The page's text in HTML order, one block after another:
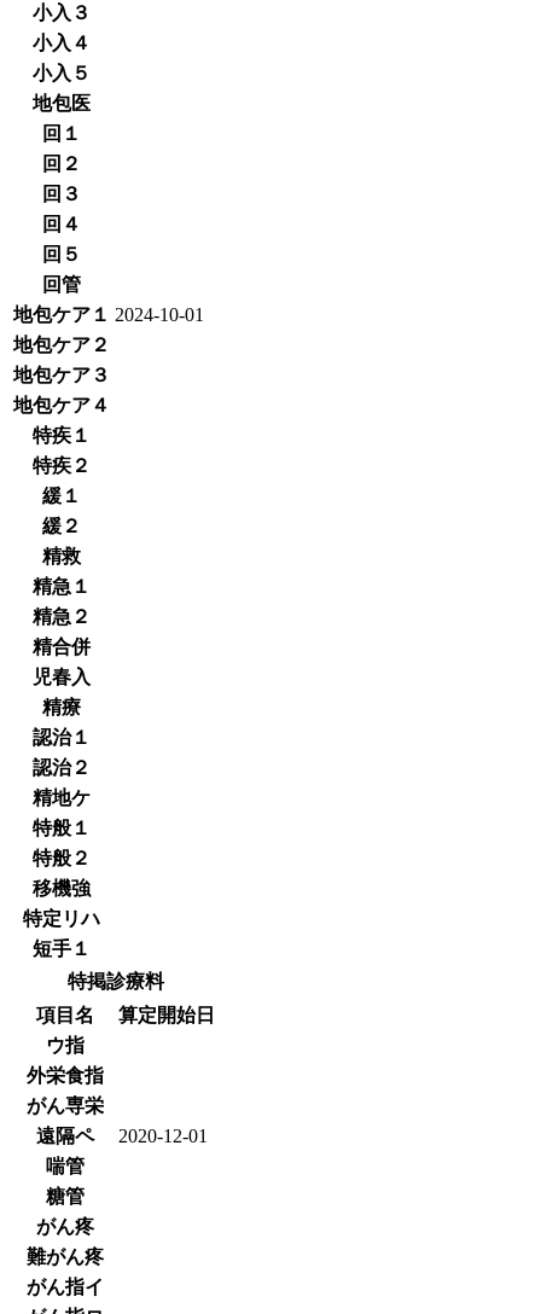
小入３
小入４
小入５
地包医
回１
回２
回３
回４
回５
回管
地包ケア１ 2024-10-01
地包ケア２
地包ケア３
地包ケア４
特疾１
特疾２
緩１
緩２
精救
精急１
精急２
精合併
児春入
精療
認治１
認治２
精地ケ
特般１
特般２
移機強
特定リハ
短手１
特掲診療料
項目名
算定開始日
ウ指
外栄食指
がん専栄
遠隔ペ
2020-12-01
喘管
糖管
がん疼
難がん疼
がん指イ